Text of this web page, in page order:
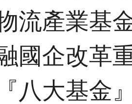
流產業基
國企改革
八大基金